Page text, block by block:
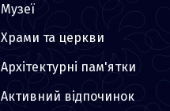
Музеї
Храми та церкви
Архітектурні пам'ятки
Активний відпочинок